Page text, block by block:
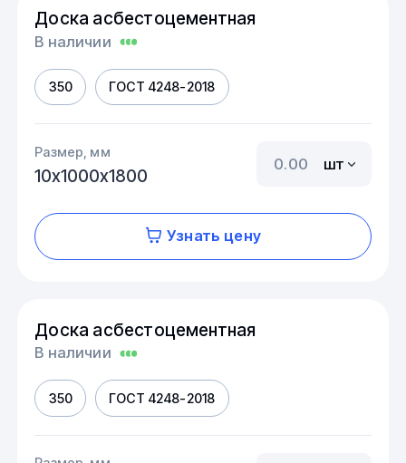
Доска асбестоцементная
В наличии
350 ГОСТ 4248-2018
Размер, мм
10х1000х1800
шт
Узнать цену
Доска асбестоцементная
В наличии
350 ГОСТ 4248-2018